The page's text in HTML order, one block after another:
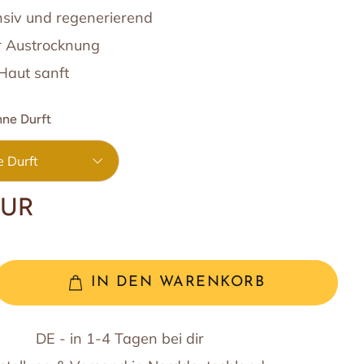
Räucher Zubehör
Willy Schnell
und regenerierend
sanft
Durft
Durft
IN DEN WARENKORB
DE - in 1-4 Tagen bei dir